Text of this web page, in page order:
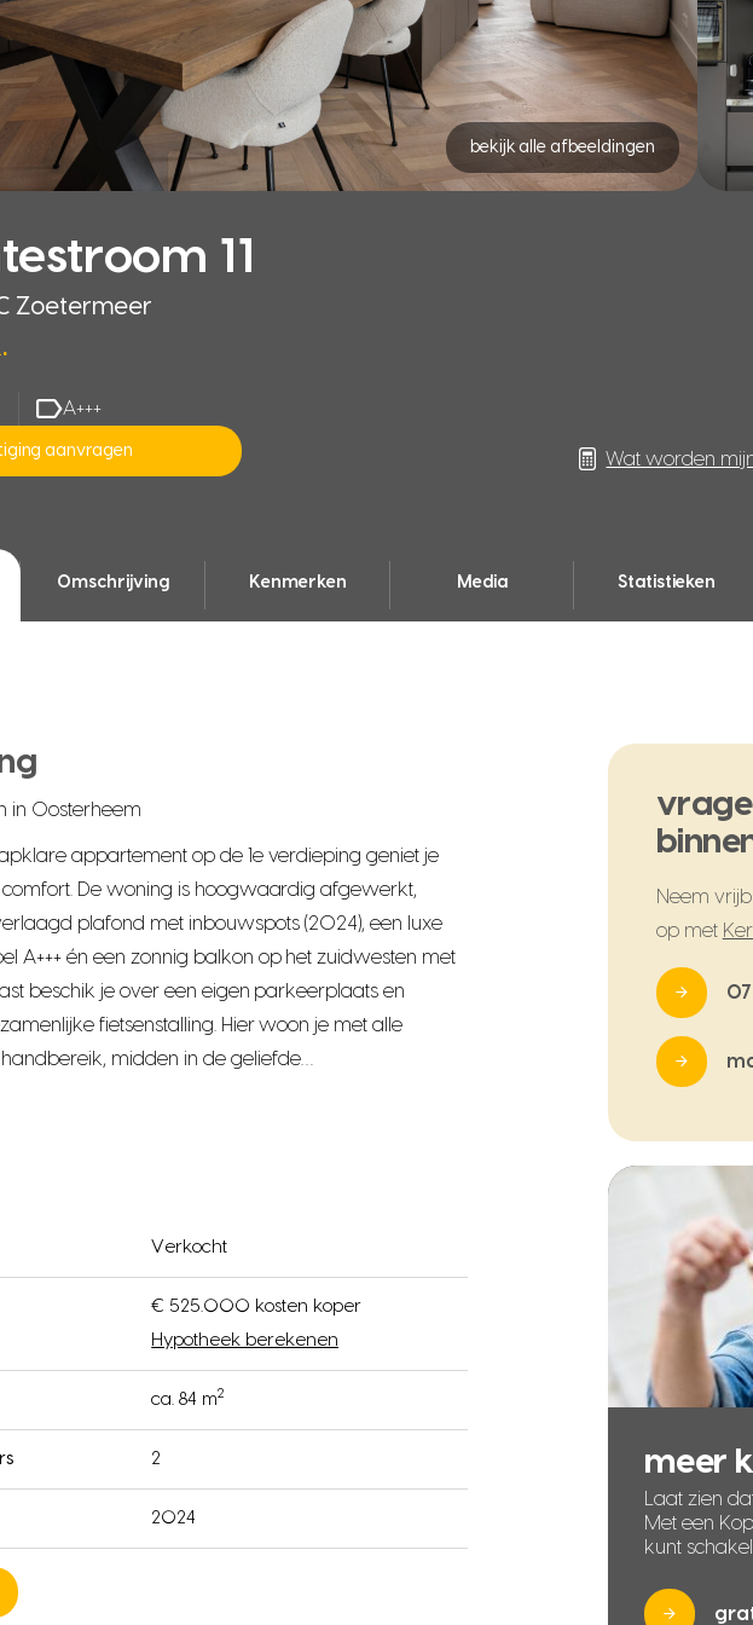
bekijk alle afbeeldingen
11
Zoetermeer
A+++
aanvragen Wat worden
Omschrijving Kenmerken Media Statistieken
in Oosterheem
appartement op de 1e verdieping geniet je
comfort. De woning is hoogwaardig afgewerkt,
plafond met inbouwspots (2024), een luxe
A+++ én een zonnig balkon op het zuidwesten met
beschik je over een eigen parkeerplaats en
fietsenstalling. Hier woon je met alle
midden in de geliefde…
Verkocht
€ 525.000 kosten koper
Hypotheek berekenen
ca. 84 m2
2
2024
Neem
op met
meer
Laat zien
Met een
kunt